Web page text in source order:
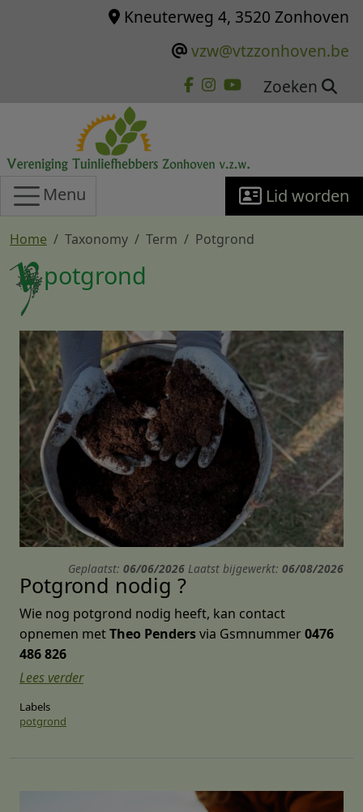
Overslaan en naar de inhoud gaanKneuterweg 4, 3520 Zonhoven
vzw@vtzzonhoven.be
Zoeken
Menu Lid worden
Home Taxonomy Term Potgrond
potgrond
Geplaatst: 06/06/2026 Laatst bijgewerkt: 06/08/2026
Potgrond nodig ?
Wie nog potgrond nodig heeft, kan contact
opnemen metTheo Pendersvia Gsmnummer0476
486 826
Lees verder
Labels
potgrond